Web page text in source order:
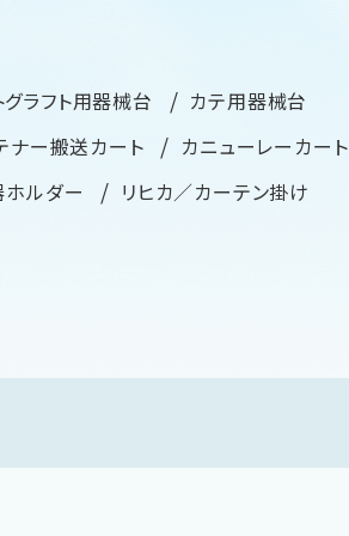
グラフト用器械台
カテ用器械台
ナー搬送カート
カニューレーカート
ルダー
リヒカ／カーテン掛け